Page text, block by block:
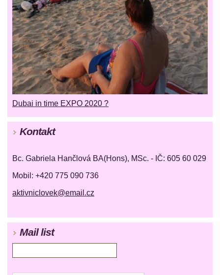
Dubai in time EXPO 2020 ?
Kontakt
Bc. Gabriela Hančlová BA(Hons), MSc. - IČ: 605 60 029
Mobil: +420 775 090 736
aktivniclovek@email.cz
Mail list